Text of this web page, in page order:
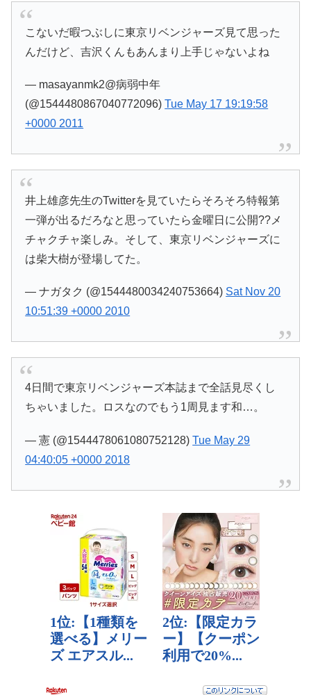
こないだ暇つぶしに東京リベンジャーズ見て思った
んだけど、吉沢くんもあんまり上手じゃないよね
— masayanmk2@病弱中年
(@1544480867040772096)Tue May 17 19:19:58
+0000 2011
井上雄彦先生のTwitterを見ていたらそろそろ特報第
一弾が出るだろなと思っていたら金曜日に公開??メ
チャクチャ楽しみ。そして、東京リベンジャーズに
は柴大樹が登場してた。
— ナガタク (@1544480034240753664) Sat Nov 20
10:51:39 +0000 2010
4日間で東京リベンジャーズ本誌まで全話見尽くし
ちゃいました。ロスなのでもう1周見ます和…。
— 憲 (@1544478061080752128)Tue May 29
04:40:05 +0000 2018